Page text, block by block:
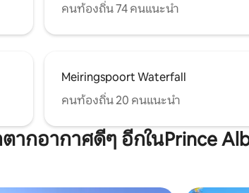
คนท้องถิ่น 74 คนแนะนำ
Meiringspoort Waterfall
คนท้องถิ่น 20 คนแนะนำ
ากอากาศดีๆ อีกในPrince